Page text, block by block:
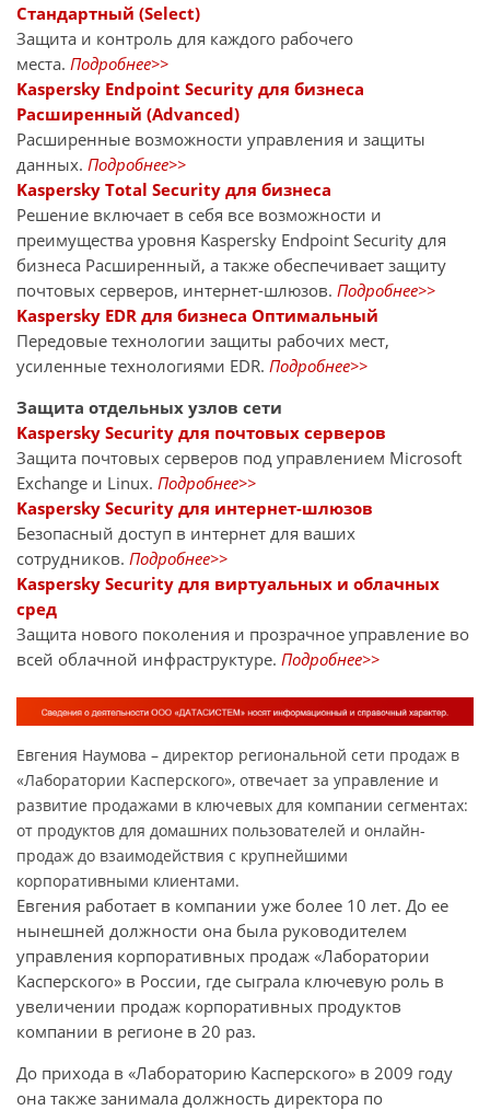
Стандартный (Select)
Защита и контроль для каждого рабочего
места. Подробнее>>
Kaspersky Endpoint Security для бизнеса
Расширенный (Advanced)
Расширенные возможности управления и защиты
данных. Подробнее>>
Kaspersky Total Security для бизнеса
Решение включает в себя все возможности и
преимущества уровня Kaspersky Endpoint Security для
бизнеса Расширенный, а также обеспечивает защиту
почтовых серверов, интернет-шлюзов. Подробнее>>
Kaspersky EDR для бизнеса Оптимальный
Передовые технологии защиты рабочих мест,
усиленные технологиями EDR. Подробнее>>
Защита отдельных узлов сети
Kaspersky Security для почтовых серверов
Защита почтовых серверов под управлением Microsoft
Exchange и Linux. Подробнее>>
Kaspersky Security для интернет-шлюзов
Безопасный доступ в интернет для ваших
сотрудников. Подробнее>>
Kaspersky Security для виртуальных и облачных
сред
Защита нового поколения и прозрачное управление во
всей облачной инфраструктуре. Подробнее>>
Евгения Наумова – директор региональной сети продаж в
«Лаборатории Касперского», отвечает за управление и
развитие продажами в ключевых для компании сегментах:
от продуктов для домашних пользователей и онлайн-
продаж до взаимодействия с крупнейшими
корпоративными клиентами.
Евгения работает в компании уже более 10 лет. До ее
нынешней должности она была руководителем
управления корпоративных продаж «Лаборатории
Касперского» в России, где сыграла ключевую роль в
увеличении продаж корпоративных продуктов
компании в регионе в 20 раз.
До прихода в «Лабораторию Касперского» в 2009 году
она также занимала должность директора по